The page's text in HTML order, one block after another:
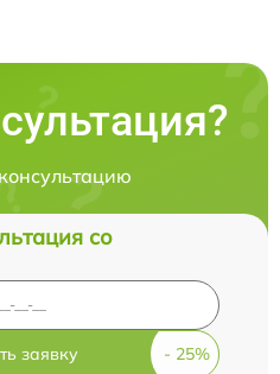
со
заявку